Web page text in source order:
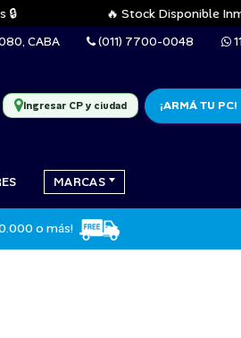
🔥 Stock Disponible
CABA (011) 7700-0048
Ingresar CP y ciudad ¡ARMÁ TU PC!
MARCAS
o más!